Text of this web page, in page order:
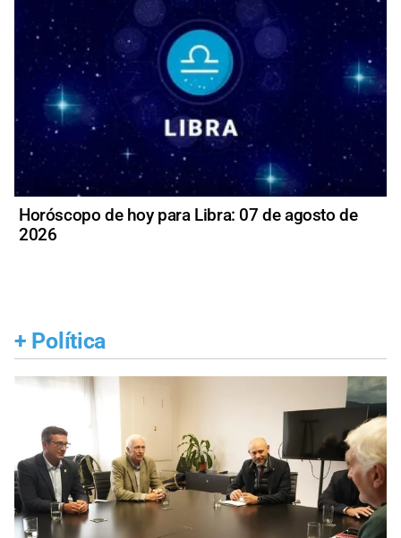
Horóscopo de hoy para Libra: 07 de agosto de
2026
+ Política